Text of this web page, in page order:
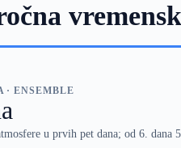
· ENSEMBLE
u prvih pet dana; od 6. dana